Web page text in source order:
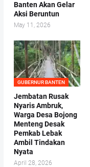
Banten Akan Gelar
Aksi Beruntun
May 11, 2026
GUBERNUR BANTEN
Jembatan Rusak
Nyaris Ambruk,
Warga Desa Bojong
Menteng Desak
Pemkab Lebak
Ambil Tindakan
Nyata
April 28, 2026